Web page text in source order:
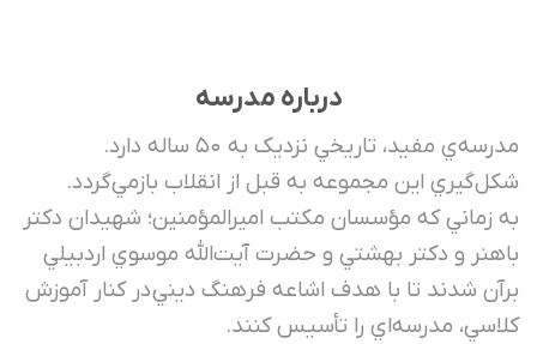
درباره مدرسه
مدرسه‌ي مفيد، تاريخي نزدیک به ۵۰ ساله دارد.
اين مجموعه به قبل از انقلاب بازمي‌گردد.
زماني كه مؤسسان مكتب اميرالمؤمنين؛ شهيدان دكتر
و دكتر بهشتي و حضرت آيت‌الله موسوي اردبيلي
شدند تا با هدف اشاعه فرهنگ ديني در كنار آموزش
مدرسه‌اي را تأسيس كنند.